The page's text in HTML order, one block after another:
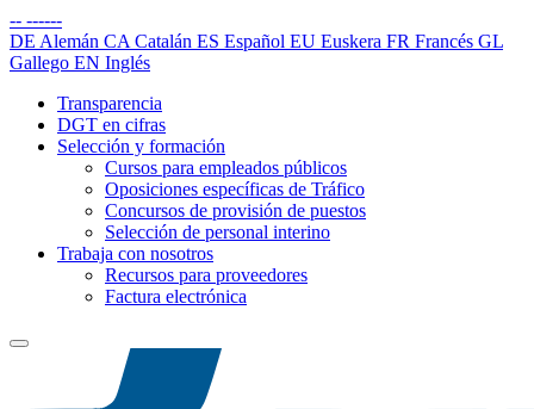
-- ------
DE Alemán CA Catalán ES Español EU Euskera FR Francés GL
Gallego EN Inglés
Transparencia
DGT en cifras
Selección y formación
Cursos para empleados públicos
Oposiciones específicas de Tráfico
Concursos de provisión de puestos
Selección de personal interino
Trabaja con nosotros
Recursos para proveedores
Factura electrónica